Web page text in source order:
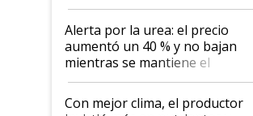
Alerta por la urea: el precio
aumentó un 40 % y no bajan
mientras se mantiene el
conflicto en Medio Oriente
Con mejor clima, el productor